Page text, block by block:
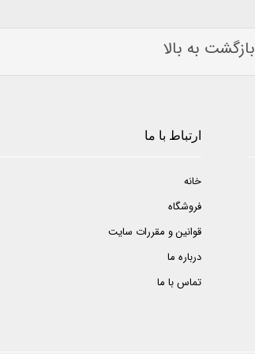
بازگشت به بالا
ارتباط با ما
خانه
فروشگاه
قوانین و مقررات سایت
درباره ما
تماس با ما